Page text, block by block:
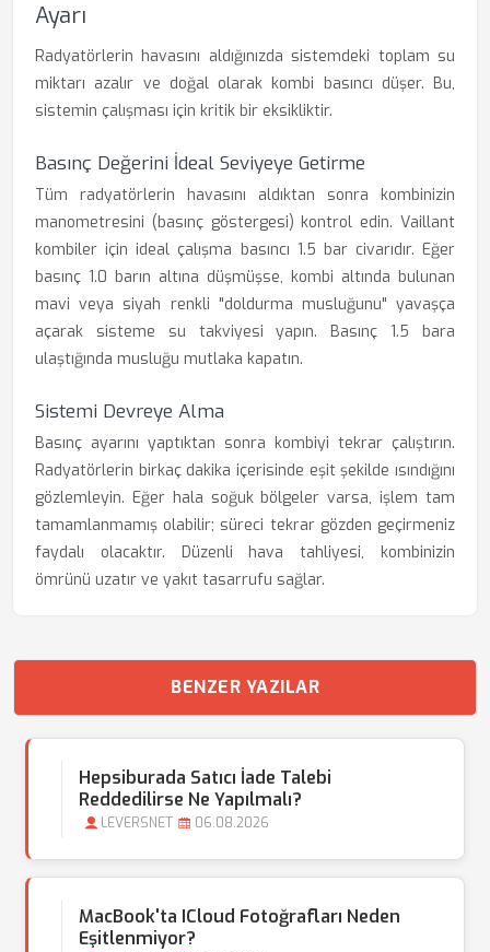
Ayarı
Radyatörlerin havasını aldığınızda sistemdeki toplam su
miktarı azalır ve doğal olarak kombi basıncı düşer. Bu,
sistemin çalışması için kritik bir eksikliktir.
Basınç Değerini İdeal Seviyeye Getirme
Tüm radyatörlerin havasını aldıktan sonra kombinizin
manometresini (basınç göstergesi) kontrol edin. Vaillant
kombiler için ideal çalışma basıncı 1.5 bar civarıdır. Eğer
basınç 1.0 barın altına düşmüşse, kombi altında bulunan
mavi veya siyah renkli "doldurma musluğunu" yavaşça
açarak sisteme su takviyesi yapın. Basınç 1.5 bara
ulaştığında musluğu mutlaka kapatın.
Sistemi Devreye Alma
Basınç ayarını yaptıktan sonra kombiyi tekrar çalıştırın.
Radyatörlerin birkaç dakika içerisinde eşit şekilde ısındığını
gözlemleyin. Eğer hala soğuk bölgeler varsa, işlem tam
tamamlanmamış olabilir; süreci tekrar gözden geçirmeniz
faydalı olacaktır. Düzenli hava tahliyesi, kombinizin
ömrünü uzatır ve yakıt tasarrufu sağlar.
BENZER YAZILAR
Hepsiburada Satıcı İade Talebi
Reddedilirse Ne Yapılmalı?
LEVERSNET 06.08.2026
MacBook'ta ICloud Fotoğrafları Neden
Eşitlenmiyor?